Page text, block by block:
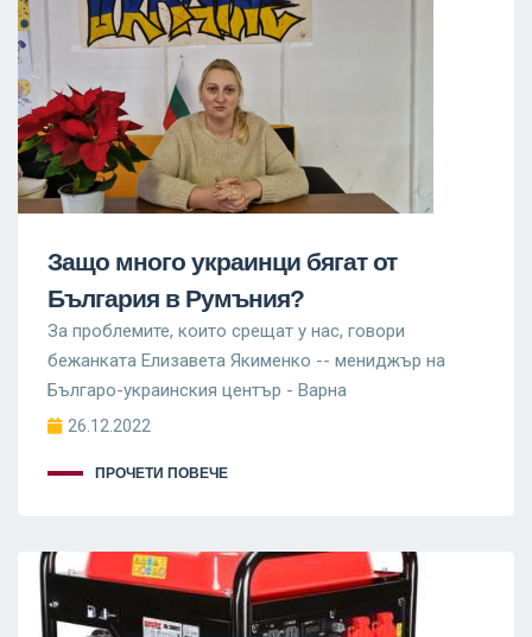
Защо много украинци бягат от
България в Румъния?
За проблемите, които срещат у нас, говори
бежанката Елизавета Якименко -- мениджър на
Българо-украинския център - Варна
26.12.2022
ПРОЧЕТИ ПОВЕЧЕ